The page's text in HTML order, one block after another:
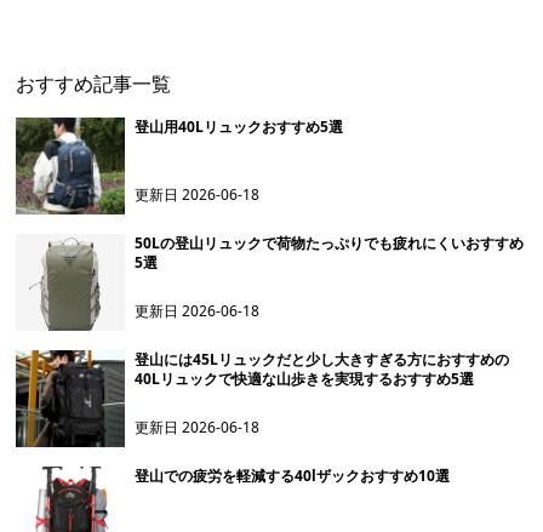
おすすめ記事一覧
登山用40Lリュックおすすめ5選
更新日2026-06-18
50Lの登山リュックで荷物たっぷりでも疲れにくいおすすめ
5選
更新日2026-06-18
登山には45Lリュックだと少し大きすぎる方におすすめの
40Lリュックで快適な山歩きを実現するおすすめ5選
更新日2026-06-18
登山での疲労を軽減する40lザックおすすめ10選